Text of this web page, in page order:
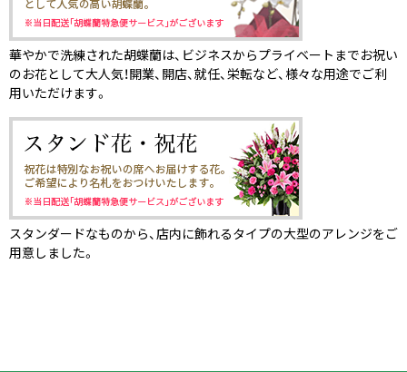
華やかで洗練された胡蝶蘭は、ビジネスからプライベートまでお祝い
のお花として大人気！開業、開店、就任、栄転など、様々な用途でご利
用いただけます。
スタンダードなものから、店内に飾れるタイプの大型のアレンジをご
用意しました。